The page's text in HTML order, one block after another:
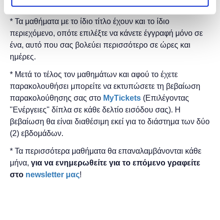
* Τα μαθήματα γίνονται μόνο με φυσική παρουσία.
* Τα μαθήματα με το ίδιο τίτλο έχουν και το ίδιο
περιεχόμενο, οπότε επιλέξτε να κάνετε έγγραφή μόνο σε
ένα, αυτό που σας βολεύει περισσότερο σε ώρες και
ημέρες.
* Μετά το τέλος τον μαθημάτων και αφού το έχετε
παρακολουθήσει μπορείτε να εκτυπώσετε τη βεβαίωση
παρακολούθησης ​σας στο MyTickets (Επιλέγοντας
"Ενέργειες" δίπλα σε κάθε δελτίο εισόδου σας). Η
βεβαίωση θα είναι διαθέσιμη εκεί για το διάστημα των δύο
(2) εβδομάδων.
* Τα περισσότερα μαθήματα θα επαναλαμβάνονται κάθε
μήνα, για να ενημερωθείτε για το επόμενο γραφείτε
στο newsletter μας!